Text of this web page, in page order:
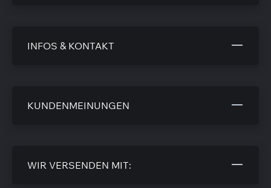
INFOS & KONTAKT
KUNDENMEINUNGEN
WIR VERSENDEN MIT: